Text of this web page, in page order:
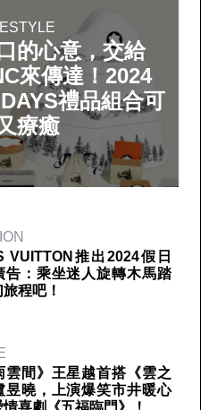
的心意，交給
來傳達！2024
禮品組合可
療癒
VUITTON推出2024假日
告：乘坐迷人旋轉木馬踏
旅程吧！
雲間》王星越首搭《雲之
昱曉，上演爆笑市井暖心
喜劇《五福臨門》！